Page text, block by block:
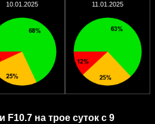
10.01.2025 11.01.2025
F10.7 на трое суток с 9